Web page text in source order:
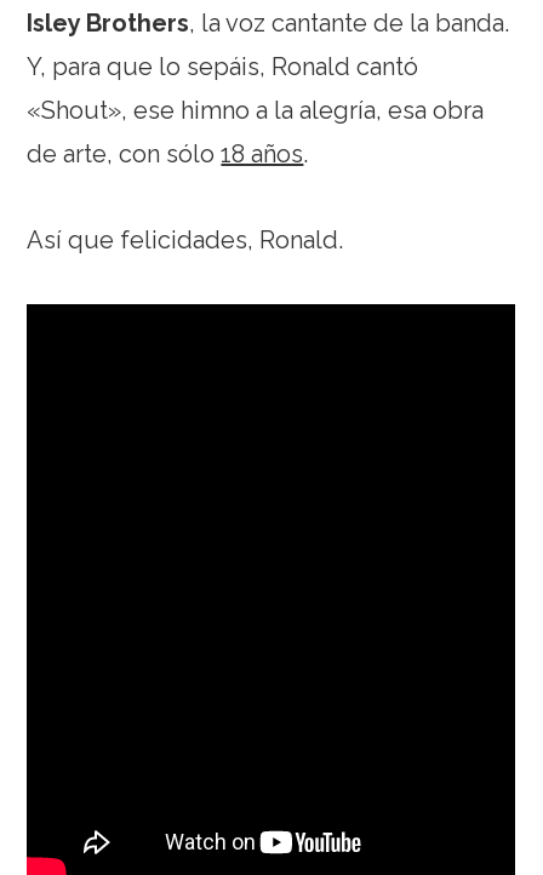
Isley Brothers, la voz cantante de la banda.
Y, para que lo sepáis, Ronald cantó
«Shout», ese himno a la alegría, esa obra
de arte, con sólo18 años.
Así que felicidades, Ronald.